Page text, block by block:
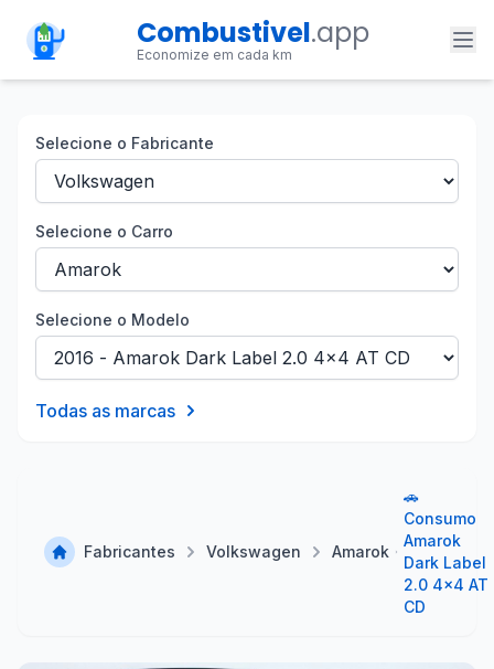
Combustivel.app
Economize em cada km
Selecione o Fabricante
Selecione o Carro
Selecione o Modelo
Todas as marcas
Fabricantes Volkswagen Amarok
🚗
Consumo
Amarok
Dark Label
2.0 4x4 AT
CD